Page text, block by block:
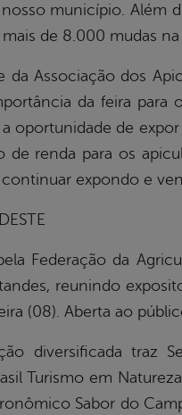
município. Além
de 8.000 mudas
da Associação dos
da feira para
oportunidade de
de renda para os
expondo e
Federação da
reunindo
(08). Aberta ao
diversificada traz
Turismo em
Sabor do